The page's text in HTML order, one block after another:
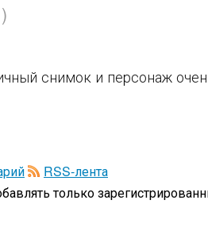
снимок и персонаж
RSS-лента
только